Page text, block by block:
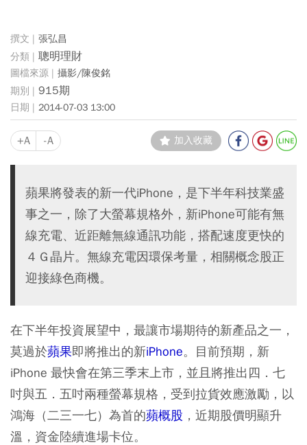
張弘昌
聰明理財
攝影/陳俊銘
915期
2014-07-03 13:00
+A -A 加入收藏
蘋果將發表的新一代iPhone，是下半年科技業盛
事之一，除了大螢幕規格外，新iPhone可能有無
線充電、近距離無線通訊功能，搭配速度更快的
４Ｇ晶片。無線充電因環保考量，相關概念股正
迎接綠色商機。
在下半年投資展望中，最讓市場期待的新產品之一，
莫過於蘋果即將推出的新iPhone。目前預期，新
iPhone 最快會在第三季末上市，並且將推出四．七
吋與五．五吋兩種螢幕規格，受到拉貨效應激勵，以
鴻海（二三一七）為首的蘋概股 ，近期股價明顯升
溫，資金陸續進場卡位。